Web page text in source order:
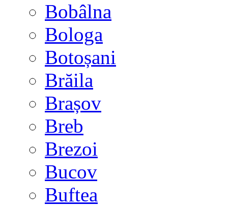
Bobâlna
Bologa
Botoșani
Brăila
Brașov
Breb
Brezoi
Bucov
Buftea